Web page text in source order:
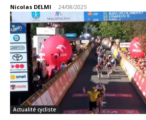
Nicolas DELMI - 24/08/2025
Actualité cycliste